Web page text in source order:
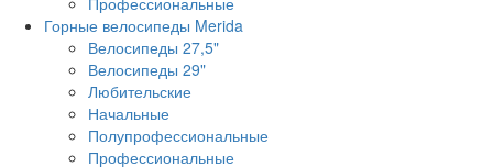
Горные велосипеды Merida
Велосипеды 27,5"
Велосипеды 29"
Любительские
Начальные
Полупрофессиональные
Профессиональные